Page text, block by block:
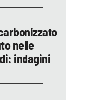
nelle
indagini